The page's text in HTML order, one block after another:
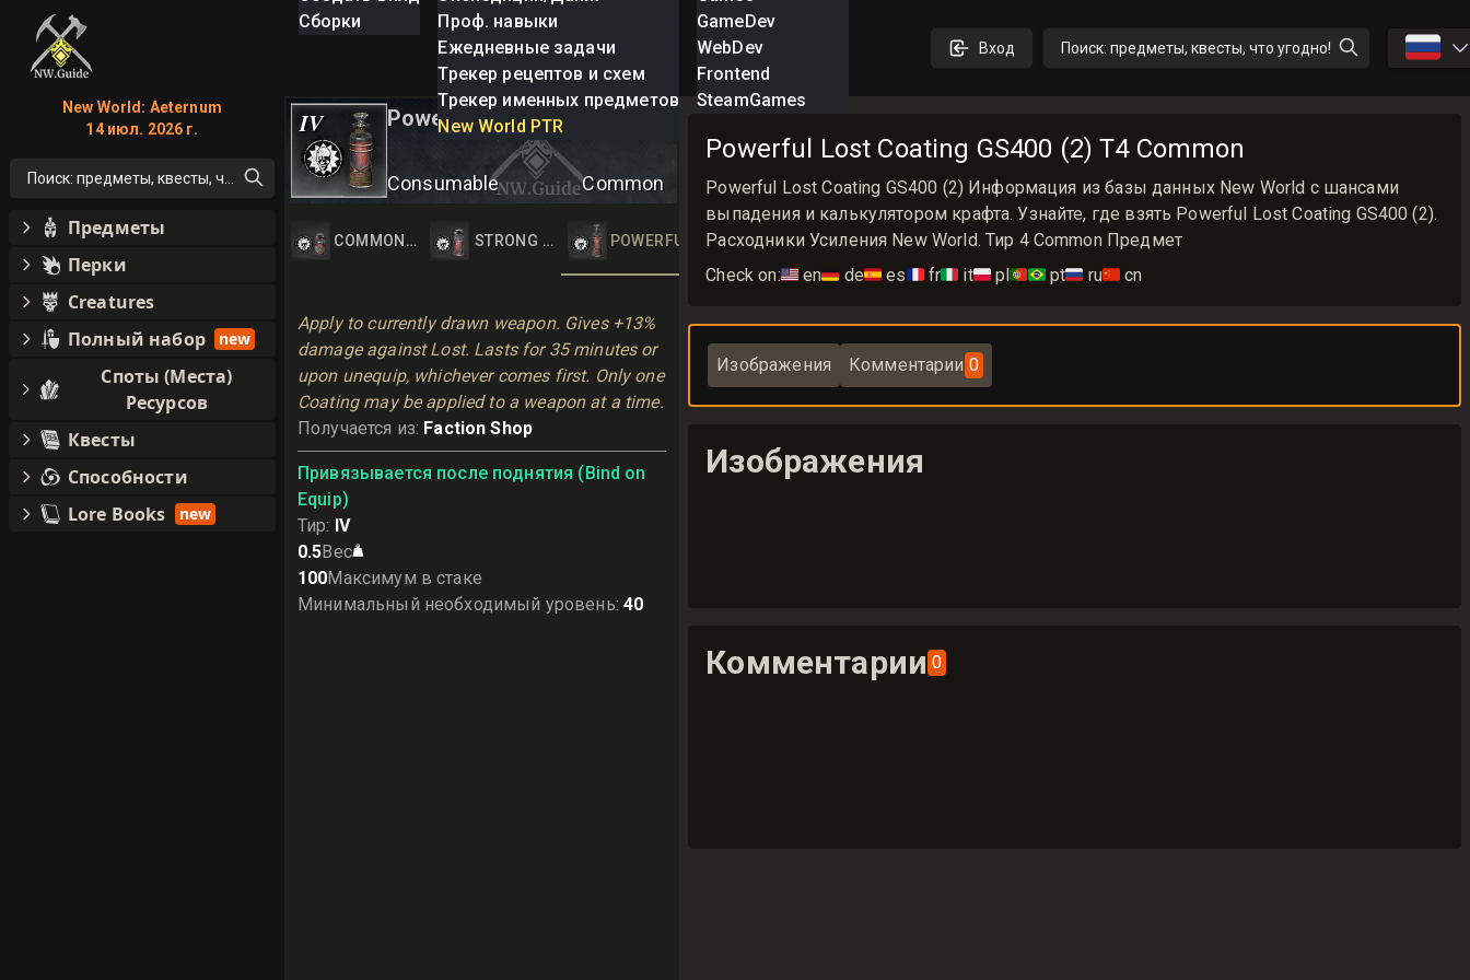
Сборки
Проф. навыки
Ежедневные задачи
Трекер рецептов и схем
Трекер именных предметов
New World PTR
GameDev
WebDev
Frontend
SteamGames
Вход Поиск: предметы, квесты, что угодно! 🇷🇺
IV Powerful Lost Coating
Consumable Common
COMMON LOST COATINGSTRONG LOST COATINGPOWERFUL LOST COATING
Apply to currently drawn weapon. Gives +13%
damage against Lost. Lasts for 35 minutes or
upon unequip, whichever comes first. Only one
Coating may be applied to a weapon at a time.
Получается из: Faction Shop
Привязывается после поднятия (Bind on
Equip)
Тир: IV
0.5Вес
100Максимум в стаке
Минимальный необходимый уровень: 40
Powerful Lost Coating GS400 (2) T4 Common
Powerful Lost Coating GS400 (2) Информация из базы данных New World с шансами
выпадения и калькулятором крафта. Узнайте, где взять Powerful Lost Coating GS400 (2).
Расходники Усиления New World. Тир 4 Common Предмет
Check on:🇺🇸 en🇩🇪 de🇪🇸 es🇫🇷 fr🇮🇹 it🇵🇱 pl🇵🇹🇧🇷 pt🇷🇺 ru🇨🇳 cn
Изображения Комментарии 0
Изображения
Комментарии 0
New World: Aeternum
14 июл. 2026 г.
Поиск: предметы, квесты, что угодно!
Предметы
Перки
Creatures
Полный набор
new
Споты (Места)
Ресурсов
Квесты
Способности
Lore Books
new